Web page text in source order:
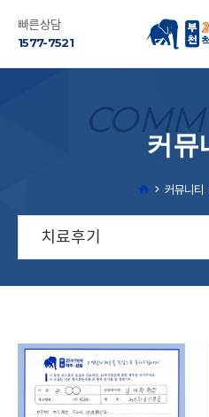
빠른상담
1577-7521
커뮤
커뮤니티
치료후기